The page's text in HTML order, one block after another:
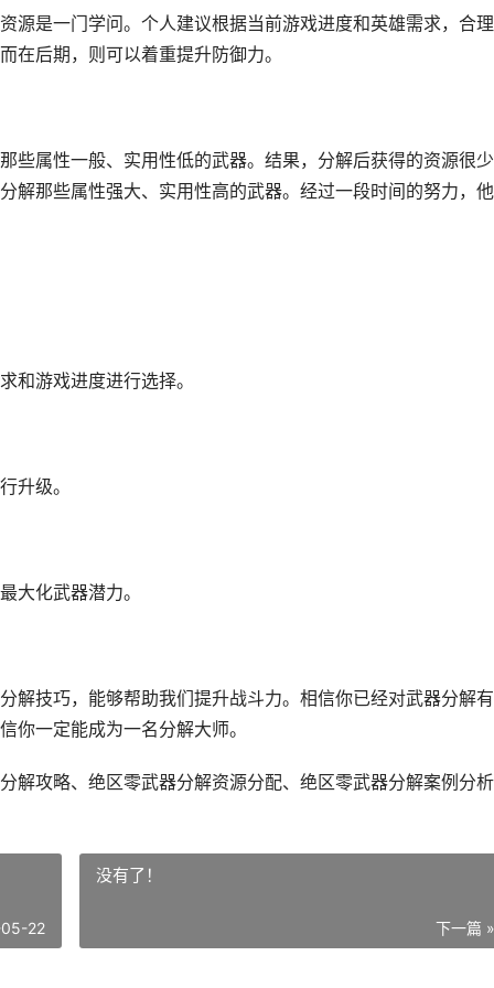
源是一门学问。个人建议根据当前游戏进度和英雄需求，合
在后期，则可以着重提升防御力。
些属性一般、实用性低的武器。结果，分解后获得的资源很
解那些属性强大、实用性高的武器。经过一段时间的努力，
和游戏进度进行选择。
升级。
大化武器潜力。
解技巧，能够帮助我们提升战斗力。相信你已经对武器分解
你一定能成为一名分解大师。
解攻略、绝区零武器分解资源分配、绝区零武器分解案例分析
22
没有了！
下一篇 »